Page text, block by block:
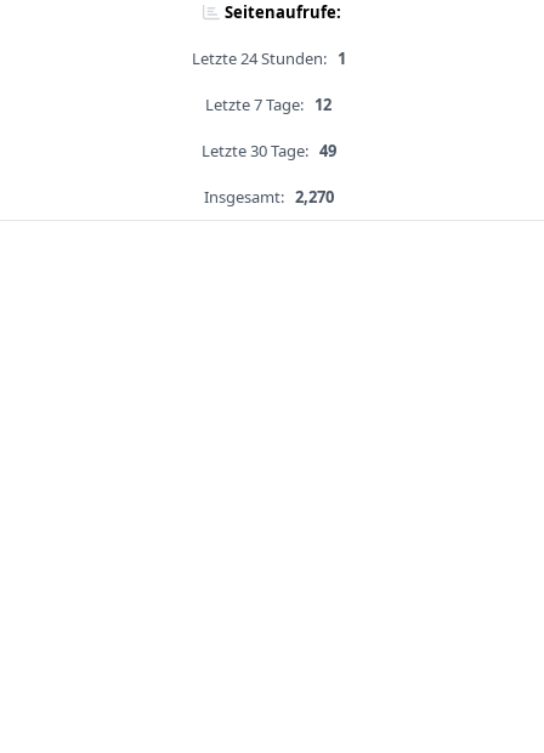
Seitenaufrufe:
Letzte 24 Stunden: 1
Letzte 7 Tage: 12
Letzte 30 Tage: 49
Insgesamt: 2,270